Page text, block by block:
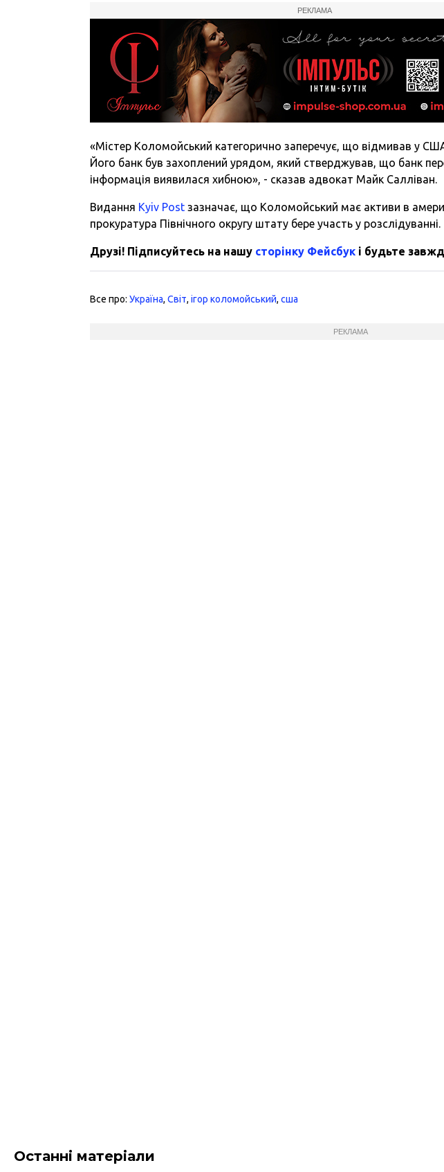
РЕКЛАМА
«Містер Коломойський категорично заперечує, що відмивав у
Його банк був захоплений урядом, який стверджував, що банк
інформація виявилася хибною», - сказав адвокат Майк Салліван.
Видання Kyiv Post зазначає, що Коломойський має активи в
прокуратура Північного округу штату бере участь у розслідуванні.
Друзі! Підписуйтесь на нашу сторінку Фейсбук і будьте
Все про:Україна,Світ,ігор коломойський,сша
РЕКЛАМА
Останні матеріали